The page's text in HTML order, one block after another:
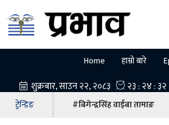
Home हाम्रो बारे
ट्रेन्डिङ #बिगेन्द्रसिंह वाईबा तामाङ